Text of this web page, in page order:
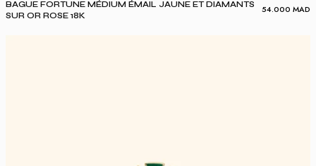
BAGUE FORTUNE MÉDIUM ÉMAIL JAUNE ET DIAMANTS
SUR OR ROSE 18K
54.000 MAD